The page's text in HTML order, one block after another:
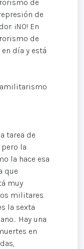
de
de
¡NO! En
de
día y está
tarea de
la
la hace esa
que
muy
militares.
la sexta
Hay una
en